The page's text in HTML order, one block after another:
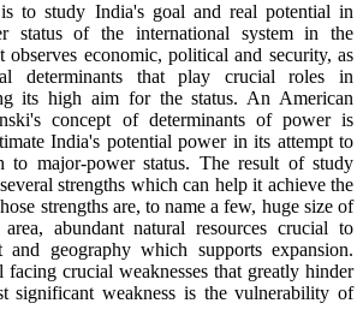
to study India's goal and real potential in
status of the international system in the
economic, political and security, as
determinants that play crucial roles in
its high aim for the status. An American
concept of determinants of power is
India's potential power in its attempt to
to major-power status. The result of study
strengths which can help it achieve the
strengths are, to name a few, huge size of
abundant natural resources crucial to
and geography which supports expansion.
crucial weaknesses that greatly hinder
significant weakness is the vulnerability of